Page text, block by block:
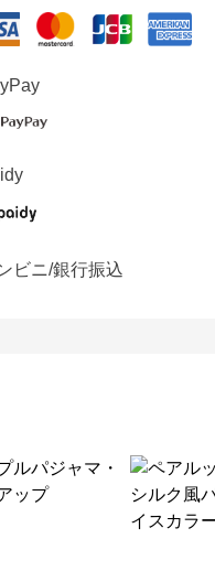
ビニ/銀行振込